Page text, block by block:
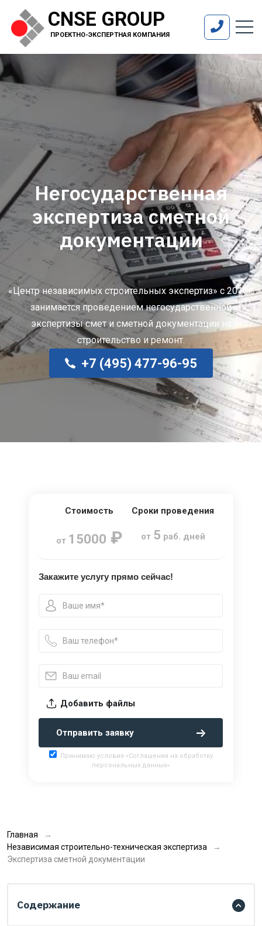
CNSE GROUP
ПРОЕКТНО-ЭКСПЕРТНАЯ КОМПАНИЯ
Негосударственная
экспертиза сметной
документации
«Центр независимых строительных экспертиз» с 2010г.
занимается проведением негосударственной
экспертизы смет и сметной документации на
строительство и ремонт.
+7 (495) 477-96-95
Стоимость
от 15000 ₽
Сроки проведения
от 5 раб. дней
Закажите услугу прямо сейчас!
Добавить файлы
Отправить заявку
Принимаю условия «Соглашения на обработку
персональных данных»
Главная
Независимая строительно-техническая экспертиза
Экспертиза сметной документации
Содержание